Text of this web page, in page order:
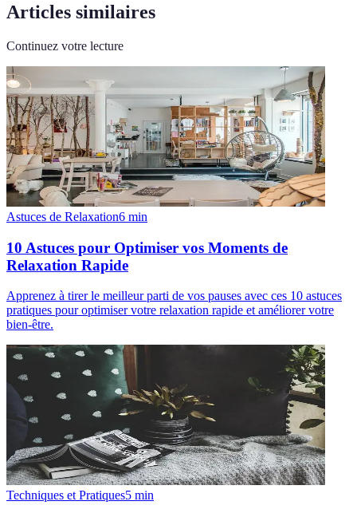
Articles similaires
Continuez votre lecture
Astuces de Relaxation6 min
10 Astuces pour Optimiser vos Moments de
Relaxation Rapide
Apprenez à tirer le meilleur parti de vos pauses avec ces 10 astuces
pratiques pour optimiser votre relaxation rapide et améliorer votre
bien-être.
Techniques et Pratiques5 min